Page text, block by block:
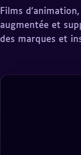
Films
augmentée et
des marques et